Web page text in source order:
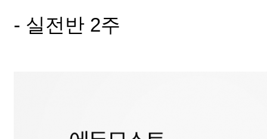
- 실전반 2주